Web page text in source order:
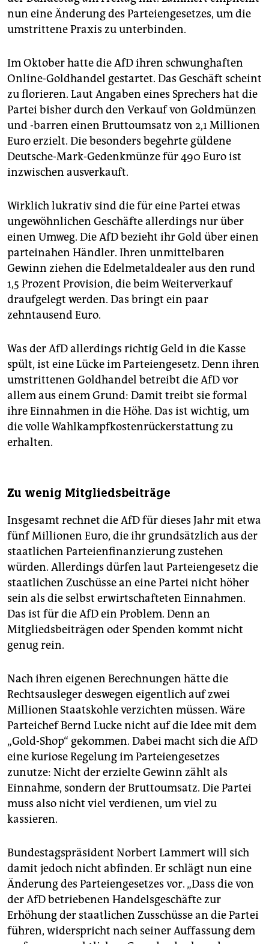
nun eine Änderung des Parteiengesetzes, um die
umstrittene Praxis zu unterbinden.
Im Oktober hatte die AfD ihren schwunghaften
Online-Goldhandel gestartet. Das Geschäft scheint
zu florieren. Laut Angaben eines Sprechers hat die
Partei bisher durch den Verkauf von Goldmünzen
und -barren einen Bruttoumsatz von 2,1 Millionen
Euro erzielt. Die besonders begehrte güldene
Deutsche-Mark-Gedenkmünze für 490 Euro ist
inzwischen ausverkauft.
Wirklich lukrativ sind die für eine Partei etwas
ungewöhnlichen Geschäfte allerdings nur über
einen Umweg. Die AfD bezieht ihr Gold über einen
parteinahen Händler. Ihren unmittelbaren
Gewinn ziehen die Edelmetaldealer aus den rund
1,5 Prozent Provision, die beim Weiterverkauf
draufgelegt werden. Das bringt ein paar
zehntausend Euro.
Was der AfD allerdings richtig Geld in die Kasse
spült, ist eine Lücke im Parteiengesetz. Denn ihren
umstrittenen Goldhandel betreibt die AfD vor
allem aus einem Grund: Damit treibt sie formal
ihre Einnahmen in die Höhe. Das ist wichtig, um
die volle Wahlkampfkostenrückerstattung zu
erhalten.
Zu wenig Mitgliedsbeiträge
Insgesamt rechnet die AfD für dieses Jahr mit etwa
fünf Millionen Euro, die ihr grundsätzlich aus der
staatlichen Parteienfinanzierung zustehen
würden. Allerdings dürfen laut Parteiengesetz die
staatlichen Zuschüsse an eine Partei nicht höher
sein als die selbst erwirtschafteten Einnahmen.
Das ist für die AfD ein Problem. Denn an
Mitgliedsbeiträgen oder Spenden kommt nicht
genug rein.
Nach ihren eigenen Berechnungen hätte die
Rechtsausleger deswegen eigentlich auf zwei
Millionen Staatskohle verzichten müssen. Wäre
Parteichef Bernd Lucke nicht auf die Idee mit dem
„Gold-Shop“ gekommen. Dabei macht sich die AfD
eine kuriose Regelung im Parteiengesetzes
zunutze: Nicht der erzielte Gewinn zählt als
Einnahme, sondern der Bruttoumsatz. Die Partei
muss also nicht viel verdienen, um viel zu
kassieren.
Bundestagspräsident Norbert Lammert will sich
damit jedoch nicht abfinden. Er schlägt nun eine
Änderung des Parteiengesetzes vor. „Dass die von
der AfD betriebenen Handelsgeschäfte zur
Erhöhung der staatlichen Zusschüsse an die Partei
führen, widerspricht nach seiner Auffassung dem